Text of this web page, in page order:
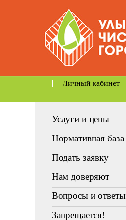
Личный кабинет
Услуги и цены
Нормативная база
Подать заявку
Нам доверяют
Вопросы и ответы
Запрещается!